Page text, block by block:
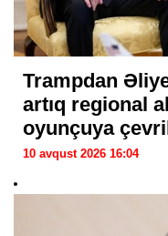
Trampdan
artıq regional
oyunçuya
10 avqust 2026 16:04